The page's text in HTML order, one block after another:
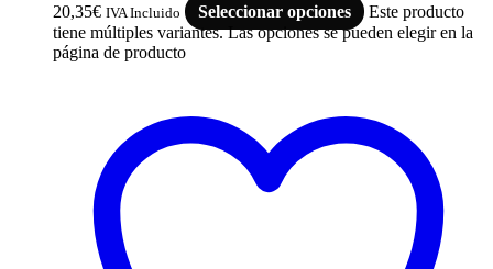
20,35€ IVA Incluido Seleccionar opciones
Este producto
tiene múltiples variantes. Las opciones se pueden elegir en la
página de producto